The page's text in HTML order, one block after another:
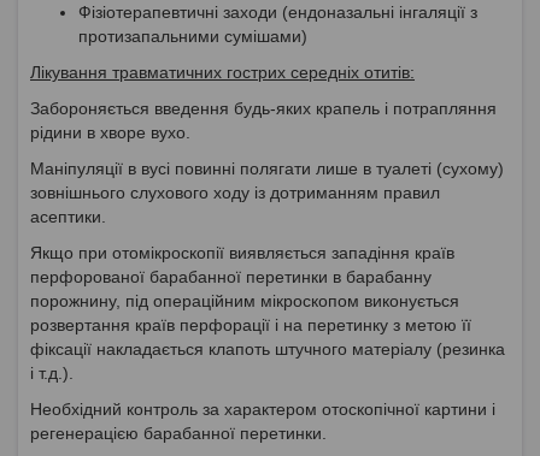
Фізіотерапевтичні заходи (ендоназальні інгаляції з
протизапальними сумішами)
Лікування травматичних гострих середніх отитів:
Забороняється введення будь-яких крапель і потрапляння
рідини в хворе вухо.
Маніпуляції в вусі повинні полягати лише в туалеті (сухому)
зовнішнього слухового ходу із дотриманням правил
асептики.
Якщо при отомікроскопії виявляється западіння країв
перфорованої барабанної перетинки в барабанну
порожнину, під операційним мікроскопом виконується
розвертання країв перфорації і на перетинку з метою її
фіксації накладається клапоть штучного матеріалу (резинка
і т.д.).
Необхідний контроль за характером отоскопічної картини і
регенерацією барабанної перетинки.